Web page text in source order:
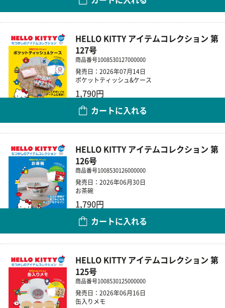
HELLO KITTY アイテムコレクション 第
127号
商品番号1008530127000000
発売日：2026年07月14日
ポケットティッシュ&ケース
1,790円
カートに入れる
HELLO KITTY アイテムコレクション 第
126号
商品番号1008530126000000
発売日：2026年06月30日
お茶碗
1,790円
カートに入れる
HELLO KITTY アイテムコレクション 第
125号
商品番号1008530125000000
発売日：2026年06月16日
缶入りメモ